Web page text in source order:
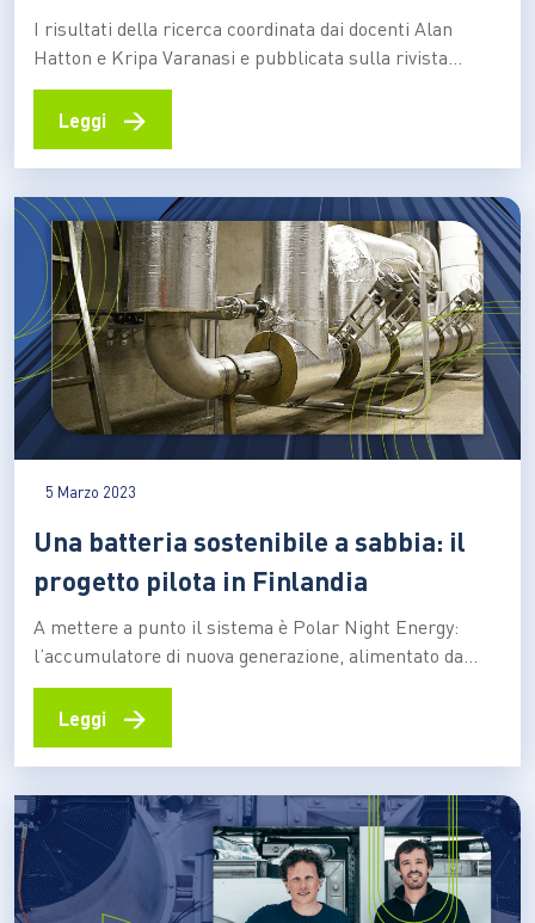
I risultati della ricerca coordinata dai docenti Alan
Hatton e Kripa Varanasi e pubblicata sulla rivista
“Energy and Environmental Science”: individuato un
meccanismo di rimozione efficiente e poco costoso, che
desalinizzazione, sulle navi o sulle piattaforme offshore
È possibile catturare e rimuovere l’anidride carbonica…
Leggi →
5 Marzo 2023
Una batteria sostenibile a sabbia: il
progetto pilota in Finlandia
A mettere a punto il sistema è Polar Night Energy:
l’accumulatore di nuova generazione, alimentato da
energia eolica e solare, contribuisce al
teleriscaldamento della città di Kankaanpää. E si
tecnologia per la costruzione degli accumulatori che
punta alla sostenibilità ambientale, e che…
Leggi →